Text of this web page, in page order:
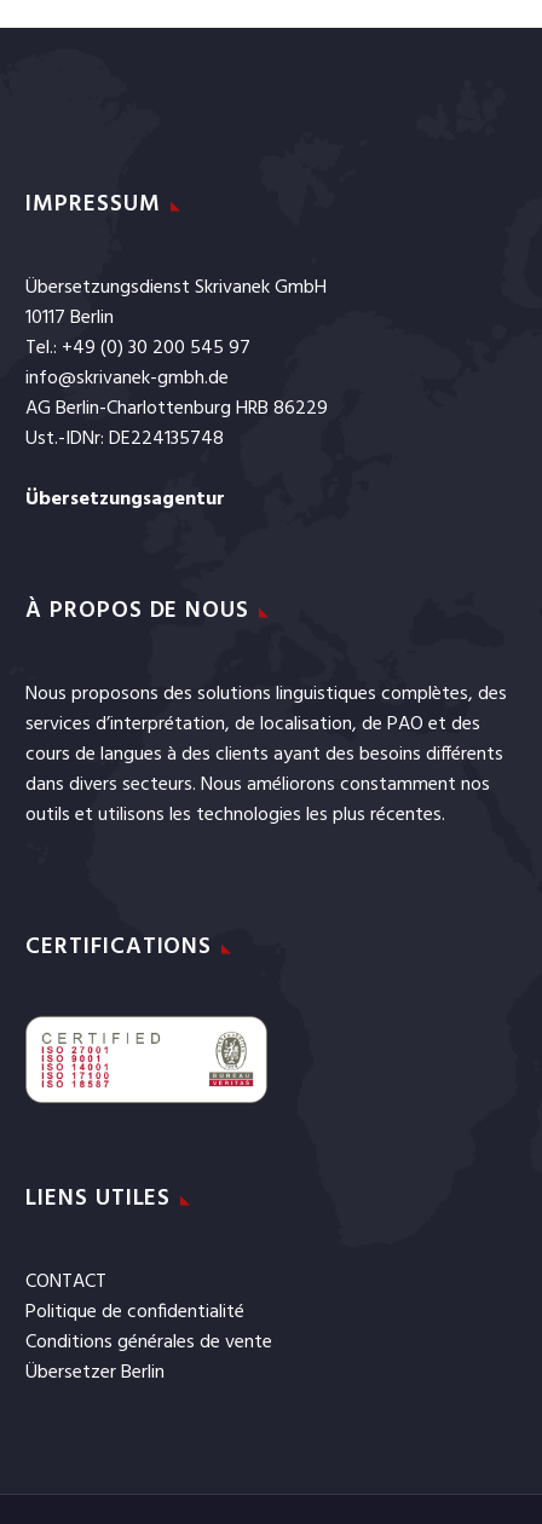
IMPRESSUM
Übersetzungsdienst Skrivanek GmbH
10117 Berlin
Tel.: +49 (0) 30 200 545 97
info@skrivanek-gmbh.de
AG Berlin-Charlottenburg HRB 86229
Ust.-IDNr: DE224135748
Übersetzungsagentur
À PROPOS DE NOUS
Nous proposons des solutions linguistiques complètes, des
servicesd’interprétation, delocalisation, dePAOetdes
cours de languesà des clients ayant des besoins différents
dans divers secteurs. Nous améliorons constamment nos
outils et utilisons les technologies les plus récentes.
CERTIFICATIONS
LIENS UTILES
CONTACT
Politique de confidentialité
Conditions générales de vente
Übersetzer Berlin